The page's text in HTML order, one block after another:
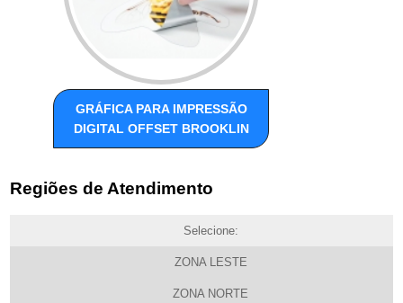
GRÁFICA PARA IMPRESSÃO
DIGITAL OFFSET BROOKLIN
Regiões de Atendimento
Selecione:
ZONA LESTE
ZONA NORTE